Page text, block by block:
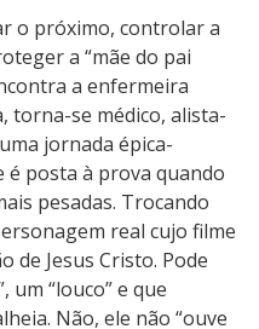
o próximo, controlar a
a “mãe do pai
a enfermeira
torna-se médico, alista-
jornada épica-
é posta à prova quando
pesadas. Trocando
real cujo filme
de Jesus Cristo. Pode
um “louco” e que
Não, ele não “ouve